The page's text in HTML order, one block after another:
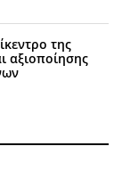
της
αξιοποίησης